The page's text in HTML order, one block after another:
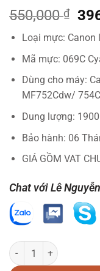
550,000₫
Giá
gốc
là:
Loại mực: Canon
Mã mực: 069C
Dùng cho máy:
MF752Cdw/
Dung lượng:
Bảo hành: 06
GIÁ GỒM VAT
Chat với Lê
Hộp mực CRG 069 C